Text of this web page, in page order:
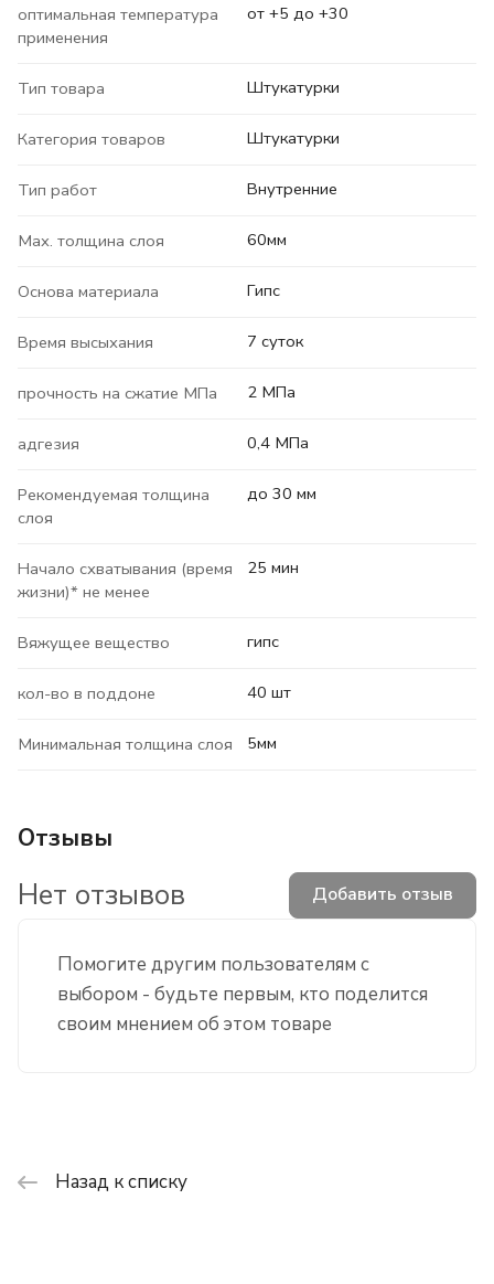
оптимальная температура
применения
от +5 до +30
Тип товара Штукатурки
Категория товаров Штукатурки
Тип работ Внутренние
Max. толщина слоя 60мм
Основа материала Гипс
Время высыхания 7 суток
прочность на сжатие МПа 2 МПа
адгезия 0,4 МПа
Рекомендуемая толщина
слоя
до 30 мм
Начало схватывания (время
жизни)* не менее
25 мин
Вяжущее вещество гипс
кол-во в поддоне 40 шт
Минимальная толщина слоя 5мм
Отзывы
Помогите другим пользователям с
выбором - будьте первым, кто поделится
своим мнением об этом товаре
Нет отзывов Добавить отзыв
Назад к списку